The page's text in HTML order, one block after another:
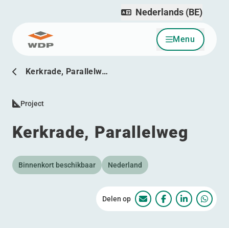
Ga naar inhoud Menu
Nederlands (BE)
Kerkrade, Parallelw…
Project
Kerkrade, Parallelweg
Binnenkort beschikbaar Nederland
Delen op Kerkrade, Parallelweg
Kerkrade,Kerkrade,